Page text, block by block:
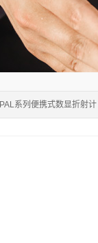
PAL系列便携式数显折射计